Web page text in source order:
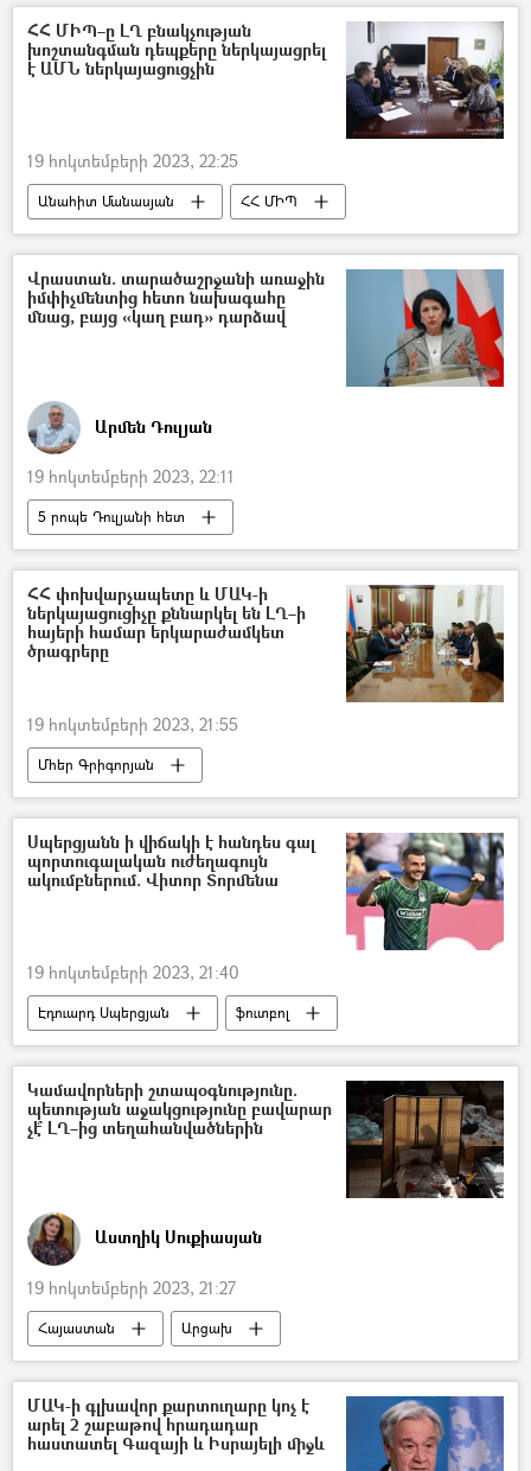
ՀՀ ՄԻՊ–ը ԼՂ բնակչության
խոշտանգման դեպքերը ներկայացրել
է ԱՄՆ ներկայացուցչին
19 հոկտեմբերի 2023, 22:25
Անահիտ Մանասյան
ՀՀ ՄԻՊ
Լեռնային Ղարաբաղ
Արցախ
արցախցի
Բռնի տեղահանված
ԱՄՆ
Վրաստան. տարածաշրջանի առաջին
իմփիչմենտից հետո նախագահը
մնաց, բայց «կաղ բադ» դարձավ
Արմեն Դուլյան
19 հոկտեմբերի 2023, 22:11
5 րոպե Դուլյանի հետ
Վրաստանի Հանրապետություն
իմպիչմենտ
Նախագահ
Սալոմե Զուրաբիշվիլի
ՀՀ փոխվարչապետը և ՄԱԿ-ի
ներկայացուցիչը քննարկել են ԼՂ–ի
հայերի համար երկարաժամկետ
ծրագրերը
19 հոկտեմբերի 2023, 21:55
Մհեր Գրիգորյան
Միավորված ազգերի կազմակերպություն (ՄԱԿ)
Փախստական
Լեռնային Ղարաբաղ
Արցախ
Բռնի տեղահանված
Սպերցյանն ի վիճակի է հանդես գալ
պորտուգալական ուժեղագույն
ակումբներում. Վիտոր Տորմենա
19 հոկտեմբերի 2023, 21:40
Էդուարդ Սպերցյան
ֆուտբոլ
ֆուտբոլիստ
Կամավորների շտապօգնությունը.
պետության աջակցությունը բավարար
չէ՞ ԼՂ–ից տեղահանվածներին
Աստղիկ Սուքիասյան
19 հոկտեմբերի 2023, 21:27
Հայաստան
Արցախ
Բռնի տեղահանված
Նիկոլ Փաշինյան
աշխատանք
տուն
բնակարան
Փախստական
Լարիսա Ալավերդյան
ՄԱԿ-ի գլխավոր քարտուղարը կոչ է
արել 2 շաբաթով հրադադար
հաստատել Գազայի և Իսրայելի միջև